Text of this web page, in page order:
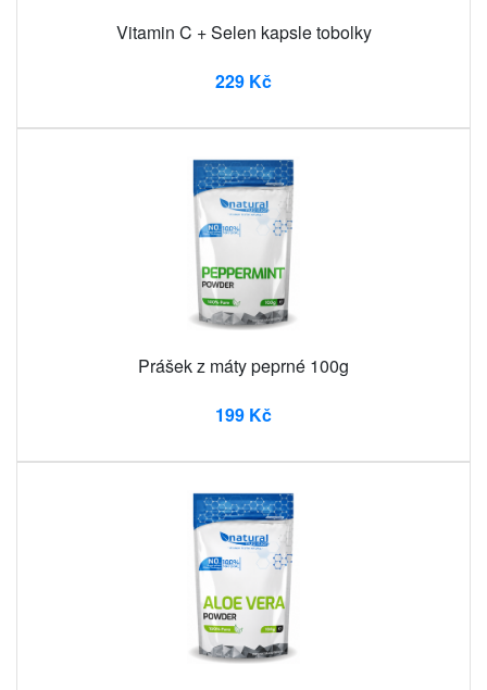
Vitamin C + Selen kapsle tobolky
229 Kč
Prášek z máty peprné 100g
199 Kč